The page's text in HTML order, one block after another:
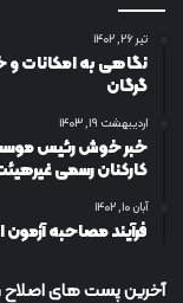
تیر ۲۶, ۱۴۰۲
نگاهی به امکانات
گرگان
اردیبهشت ۱۹, ۱۴۰۳
خبر خوش رئیس
کارکنان رسمی
آبان ۱۰, ۱۴۰۲
فرآیند مصاحبه
آخرین پست های